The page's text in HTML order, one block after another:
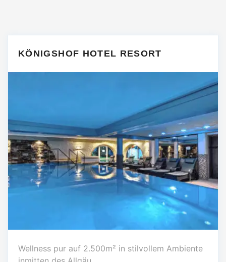
KÖNIGSHOF HOTEL RESORT
Wellness pur auf 2.500m² in stilvollem Ambiente